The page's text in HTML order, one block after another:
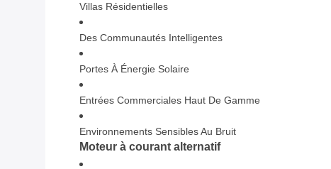
Villas Résidentielles
Des Communautés Intelligentes
Portes À Énergie Solaire
Entrées Commerciales Haut De Gamme
Environnements Sensibles Au Bruit
Moteur à courant alternatif